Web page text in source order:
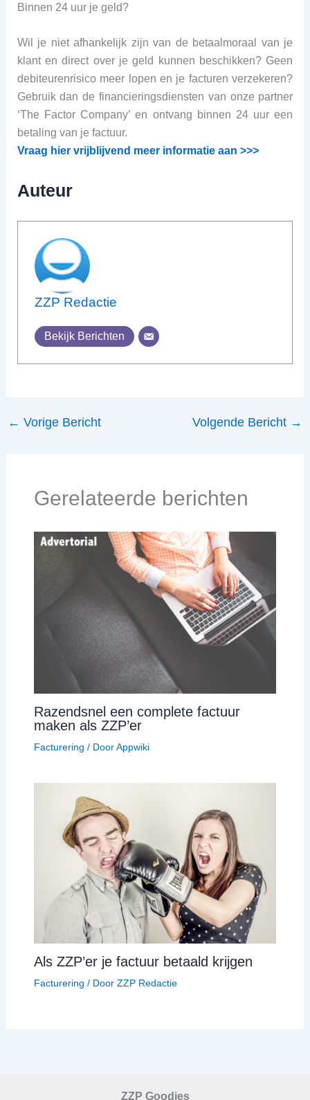
Binnen 24 uur je geld?
Wil je niet afhankelijk zijn van de betaalmoraal van je
klant en direct over je geld kunnen beschikken? Geen
debiteurenrisico meer lopen en je facturen verzekeren?
Gebruik dan de financieringsdiensten van onze partner
‘The Factor Company’ en ontvang binnen 24 uur een
betaling van je factuur.
Vraag hier vrijblijvend meer informatie aan >>>
Auteur
ZZP Redactie
Bekijk Berichten
← Vorige Bericht Volgende Bericht →
Gerelateerde berichten
Razendsnel een complete factuur
maken als ZZP’er
Facturering / DoorAppwiki
Als ZZP’er je factuur betaald krijgen
Facturering / Door ZZP Redactie
ZZP Goodies